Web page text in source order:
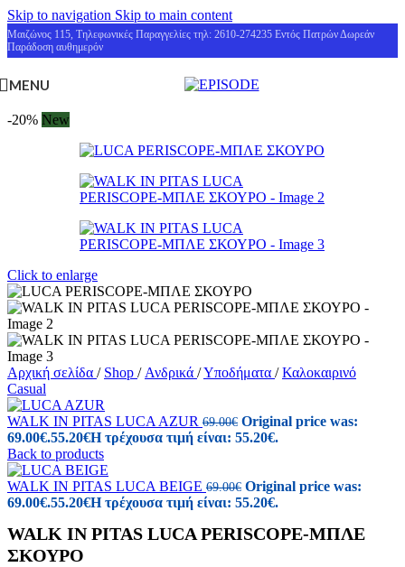
Skip to navigation Skip to main content
Μαιζώνος 115, Τηλεφωνικές Παραγγελίες τηλ: 2610-274235 Εντός Πατρών Δωρεάν
Παράδοση αυθημερόν
MENU
-20% New
Click to enlarge
Αρχική σελίδα / Shop / Ανδρικά /Υποδήματα / Καλοκαιρινό
Casual
WALK IN PITAS LUCA AZUR 69.00€ Original price was:
69.00€.55.20€Η τρέχουσα τιμή είναι: 55.20€.
Back to products
WALK IN PITAS LUCA BEIGE 69.00€ Original price was:
69.00€.55.20€Η τρέχουσα τιμή είναι: 55.20€.
WALK IN PITAS LUCA PERISCOPE-ΜΠΛΕ
ΣΚΟΥΡΟ